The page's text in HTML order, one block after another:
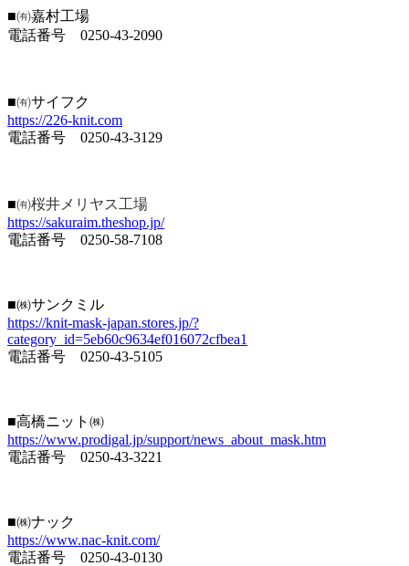
■㈲嘉村工場
電話番号 0250-43-2090
■㈲サイフク
https://226-knit.com
電話番号 0250-43-3129
■㈲桜井メリヤス工場
https://sakuraim.theshop.jp/
電話番号 0250-58-7108
■㈱サンクミル
https://knit-mask-japan.stores.jp/?
category_id=5eb60c9634ef016072cfbea1
電話番号 0250-43-5105
■高橋ニット㈱
https://www.prodigal.jp/support/news_about_mask.htm
電話番号 0250-43-3221
■㈱ナック
https://www.nac-knit.com/
電話番号 0250-43-0130